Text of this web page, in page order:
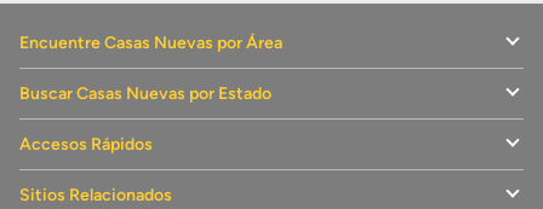
Encuentre Casas Nuevas por Área
Buscar Casas Nuevas por Estado
Accesos Rápidos
Sitios Relacionados